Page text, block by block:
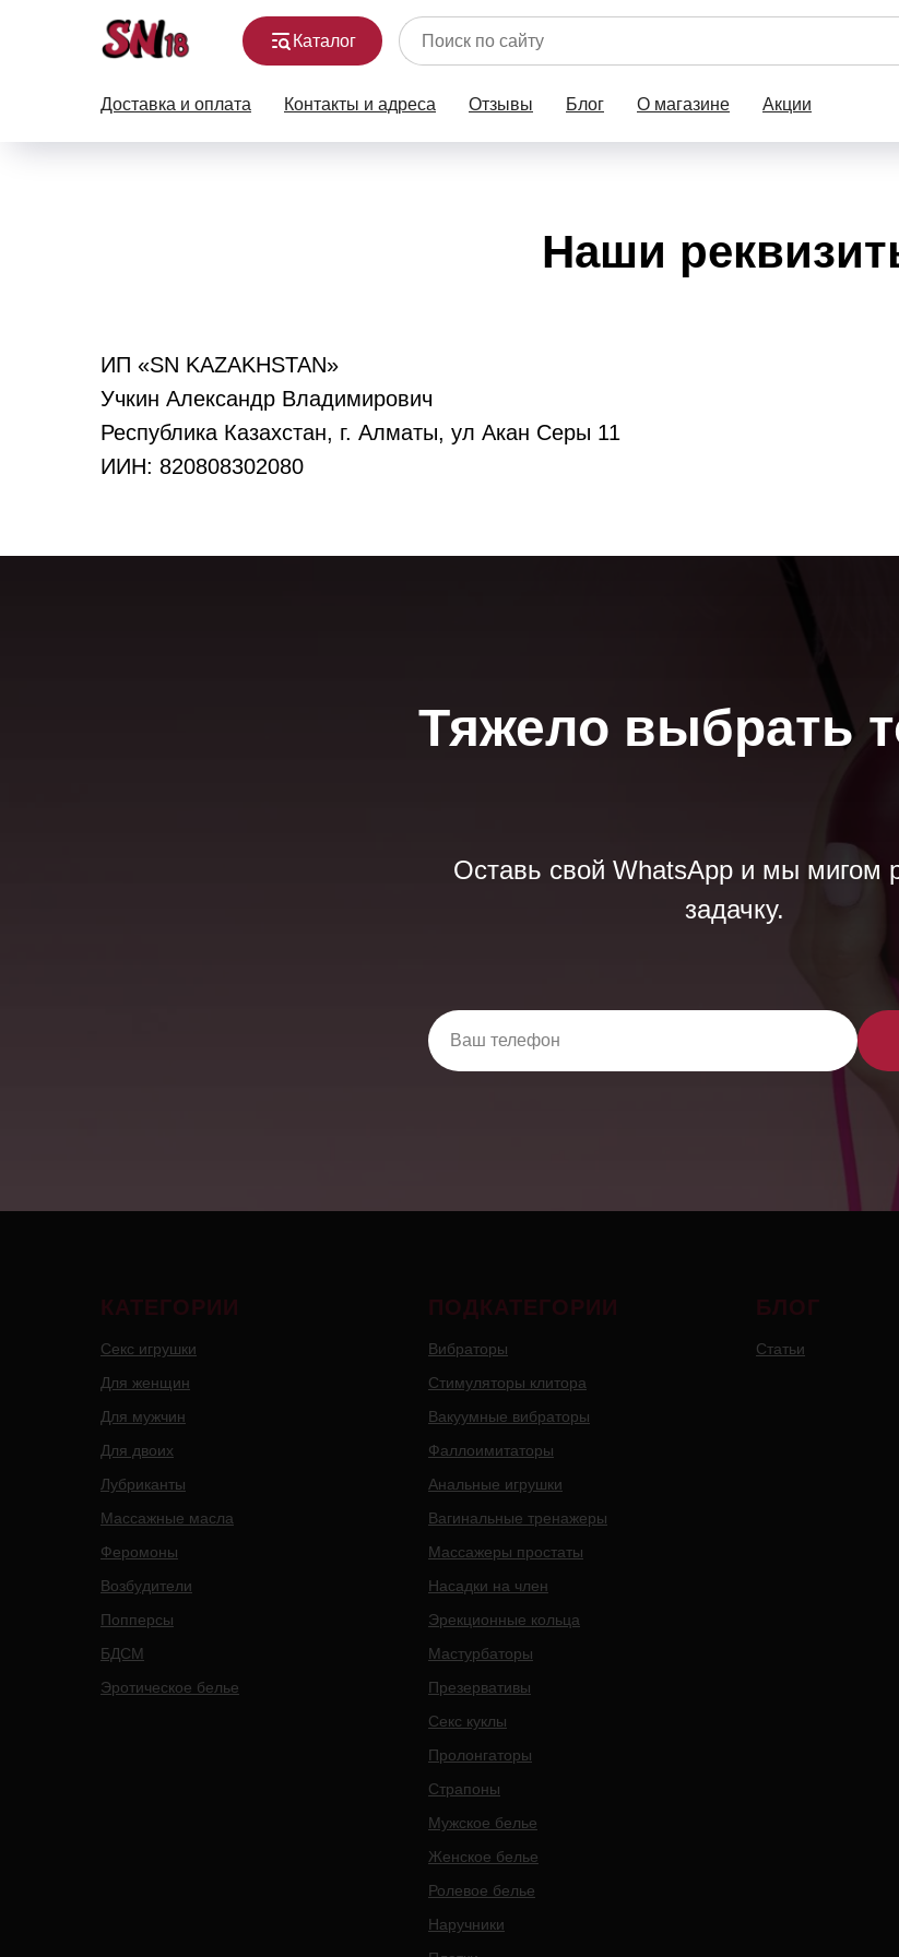
Каталог
Доставка и оплата Контакты и адреса Отзывы Блог О магазине Акции
Наши
ИП «SN KAZAKHSTAN»
Учкин Александр Владимирович
Республика Казахстан, г. Алматы, ул Акан Серы 11
ИИН: 820808302080
Тяжело выбрать
Оставь свой WhatsApp и мы мигом
задачку.
КАТЕГОРИИ
Секс игрушки
Для женщин
Для мужчин
Для двоих
Лубриканты
Массажные масла
Феромоны
Возбудители
Попперсы
БДСМ
Эротическое белье
ПОДКАТЕГОРИИ
Вибраторы
Стимуляторы клитора
Вакуумные вибраторы
Фаллоимитаторы
Анальные игрушки
Вагинальные тренажеры
Массажеры простаты
Насадки на член
Эрекционные кольца
Мастурбаторы
Презервативы
Секс куклы
Пролонгаторы
Страпоны
Мужское белье
Женское белье
Ролевое белье
Наручники
БЛОГ
Статьи